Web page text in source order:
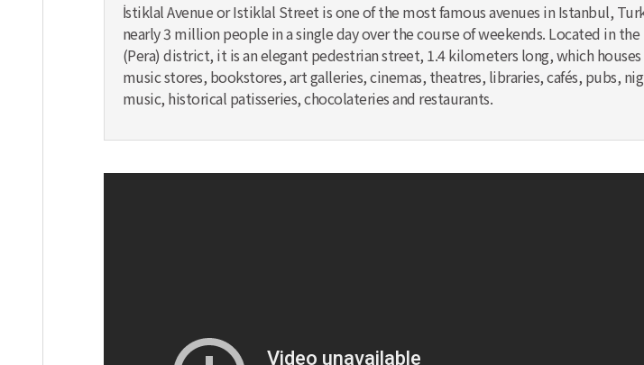
İstiklal Avenue or Istiklal Street is one of the most famous avenues in Istanbul,
nearly 3 million people in a single day over the course of weekends. Located in
(Pera) district, it is an elegant pedestrian street, 1.4 kilometers long, which
music stores, bookstores, art galleries, cinemas, theatres, libraries, cafés, pubs,
music, historical patisseries, chocolateries and restaurants.